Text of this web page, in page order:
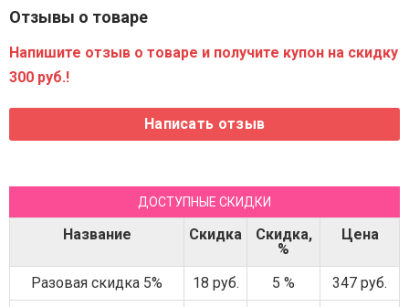
Отзывы о товаре
Напишите отзыв о товаре и получите купон на скидку
300 руб.!
ДОСТУПНЫЕ СКИДКИ
Название Скидка
Скидка,
%
Цена
Разовая скидка 5% 18 руб. 5 %
347 руб.